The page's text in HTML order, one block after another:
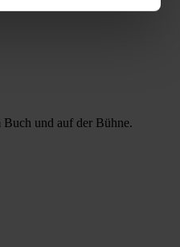
Buch und auf der Bühne.